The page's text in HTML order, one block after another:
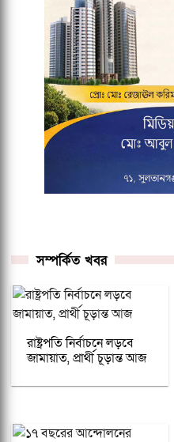
সম্পর্কিত খবর
রাষ্ট্রপতি নির্বাচনে লড়বে
জামায়াত, প্রার্থী চূড়ান্ত আজ